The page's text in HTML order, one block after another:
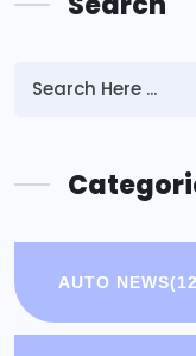
AUTO NEWS